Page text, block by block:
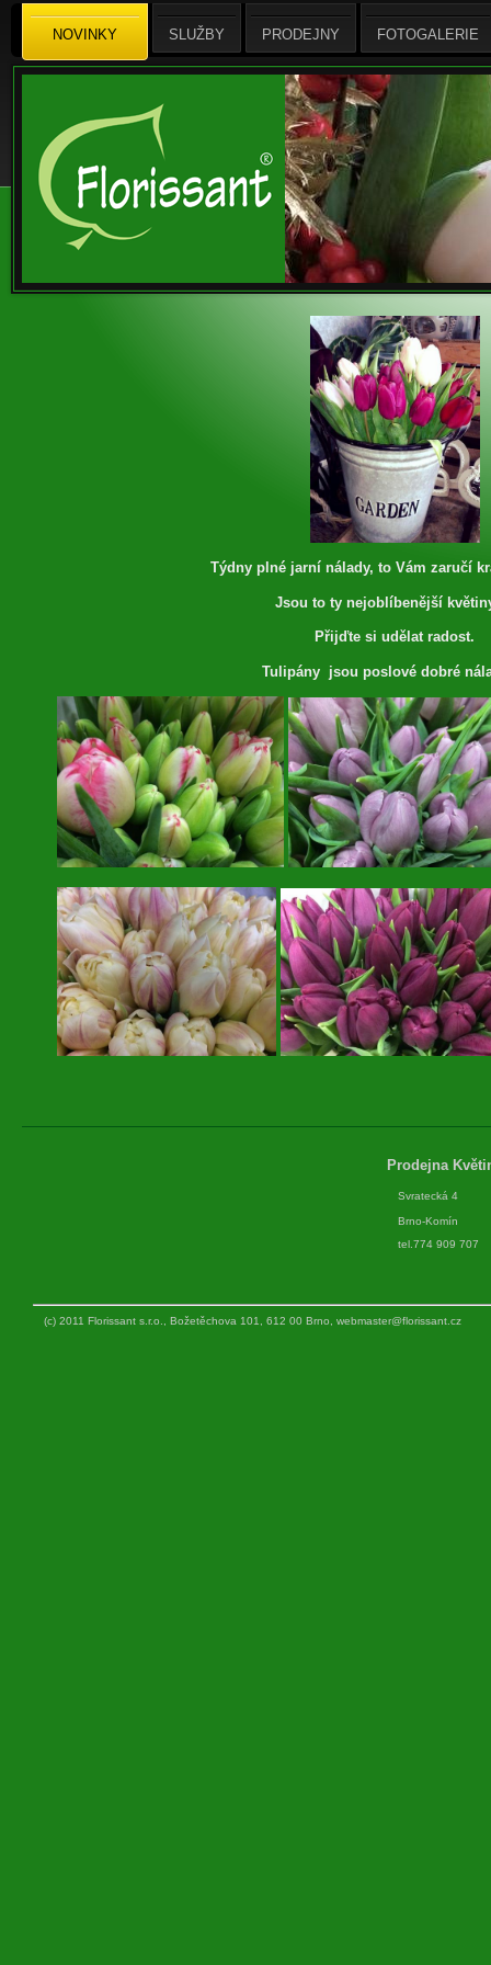
Týdny plné jarní nálady, to Vám zaručí
Jsou to ty nejoblíbenější
Přijďte si udělat radost.
Tulipány jsou poslové dobré
NOVINKY SLUŽBY PRODEJNY FOTOGALERIE
Prodejna
Svratecká 4
Brno-Komín
tel.774 909 707
(c) 2011 Florissant s.r.o., Božetěchova 101, 612 00 Brno, webmaster@florissant.cz